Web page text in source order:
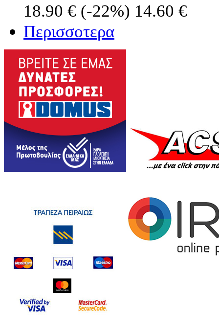
18.90 € (-22%) 14.60 €
Περισσοτερα